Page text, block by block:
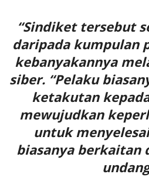
“Sindiket tersebut
daripada kumpulan
kebanyakannya
siber. “Pelaku
ketakutan
mewujudkan
untuk
biasanya berkaitan